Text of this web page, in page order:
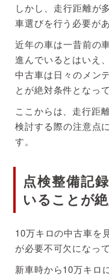
デメリット1：
デメリット2：リ
整備士からの注
所と対策
10万キロ中古車
コラム：例外と
キロでも値
初心者がリスク
myGulliver
ガリバー
ズバット車販売
自分で探せる方
う
しかし、走行距離が
車選びを行う必要があ
近年の車は一昔前の
進んでいるとはいえ
中古車は日々のメン
とが絶対条件となっ
ここからは、走行距
検討する際の注意点
す。
点検整備記
いることが
10万キロの中古車を
が必要不可欠になって
新車時から10万キロ